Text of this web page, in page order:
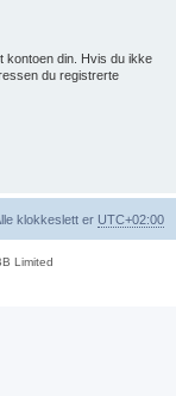
kontoen din. Hvis du ikke
du registrerte
klokkeslett er UTC+02:00
Limited